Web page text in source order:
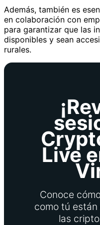
Además, también es
en colaboración con
para garantizar que las
disponibles y sean
rurales.
Live
Conoce
como tú
las